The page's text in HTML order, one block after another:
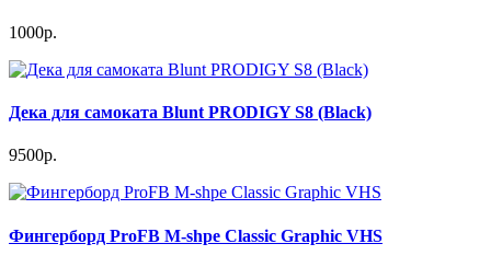
1000р.
Дека для самоката Blunt PRODIGY S8 (Black)
9500р.
Фингерборд ProFB M-shpe Classic Graphic VHS